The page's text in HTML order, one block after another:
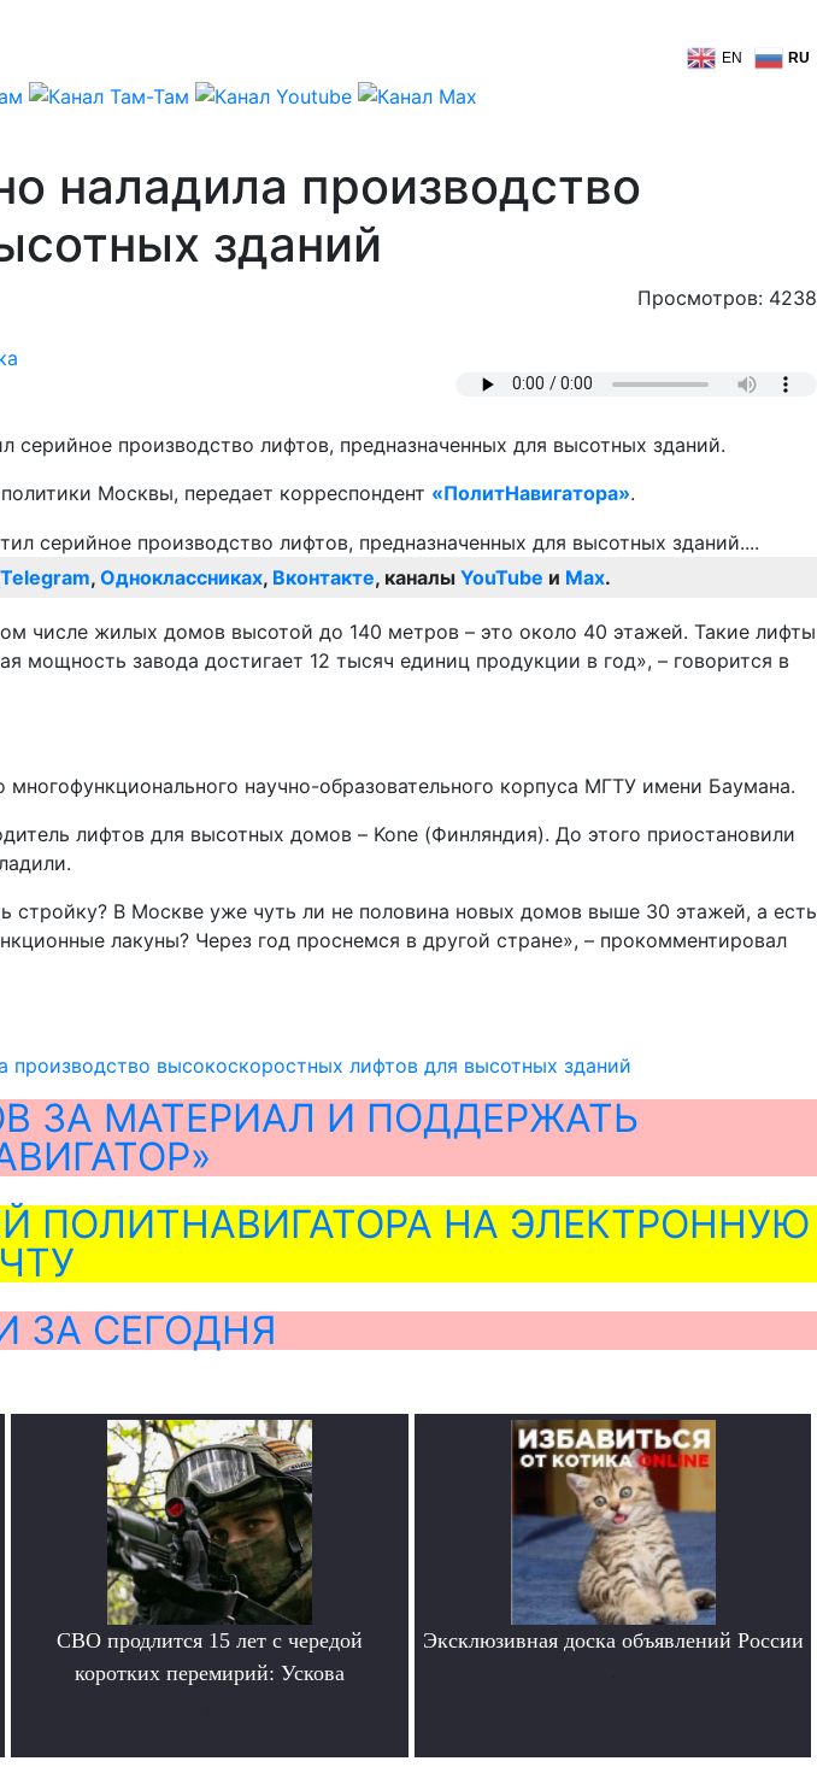
EN RU
наладила производство
зданий
Просмотров: 4238
производство лифтов, предназначенных для высотных зданий.
Москвы, передает корреспондент «ПолитНавигатора».
Telegram, Одноклассниках, Вконтакте, каналы YouTube и Max.
числе жилых домов высотой до 140 метров – это около 40 этажей. Такие лифты
завода достигает 12 тысяч единиц продукции в год», – говорится в
научно-образовательного корпуса МГТУ имени Баумана.
лифтов для высотных домов – Kone (Финляндия). До этого приостановили
В Москве уже чуть ли не половина новых домов выше 30 этажей, а есть
лакуны? Через год проснемся в другой стране», – прокомментировал
производство высокоскоростных лифтов для высотных зданий
ЗА МАТЕРИАЛ И ПОДДЕРЖАТЬ
ПОЛИТНАВИГАТОРА НА ЭЛЕКТРОННУЮ
ЗА СЕГОДНЯ
СВО продлится 15 лет с чередой
коротких перемирий: Ускова
Эксклюзивная доска объявлений России